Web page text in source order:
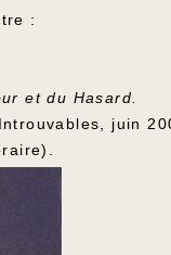
:
et du Hasard.
juin